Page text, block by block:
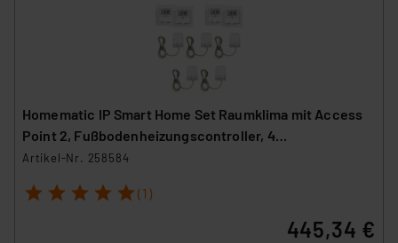
Homematic IP Smart Home Set Raumklima mit Access
Point 2, Fußbodenheizungscontroller, 4
Wandthermostate und 5 Stellantriebe
Artikel-Nr. 258584
1 2 3 4 5 (1)
445,34 €